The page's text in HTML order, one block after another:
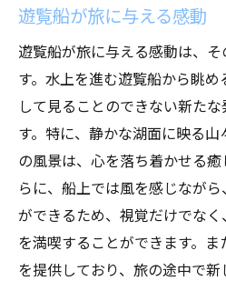
遊覧船が旅に与える感動
遊覧船が旅に与える感動は、
す。水上を進む遊覧船から眺
して見ることのできない新た
す。特に、静かな湖面に映る
の風景は、心を落ち着かせる
らに、船上では風を感じなが
ができるため、視覚だけでな
を満喫することができます。
を提供しており、旅の途中で